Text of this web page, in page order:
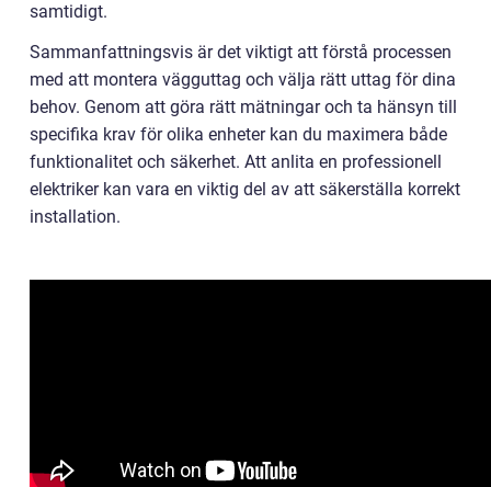
samtidigt.
Sammanfattningsvis är det viktigt att förstå processen
med att montera vägguttag och välja rätt uttag för dina
behov. Genom att göra rätt mätningar och ta hänsyn till
specifika krav för olika enheter kan du maximera både
funktionalitet och säkerhet. Att anlita en professionell
elektriker kan vara en viktig del av att säkerställa korrekt
installation.